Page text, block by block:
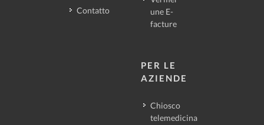
Contatto
une E-
facture
PER LE
AZIENDE
Chiosco
telemedicina